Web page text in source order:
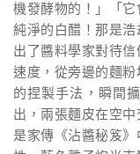
機發酵物的！」「它
純淨的白醋！那是
出了醬料學家對待
速度，從旁邊的麵
的捏製手法，瞬間
出，兩張麵皮在空
是家傳《沾醬秘笈